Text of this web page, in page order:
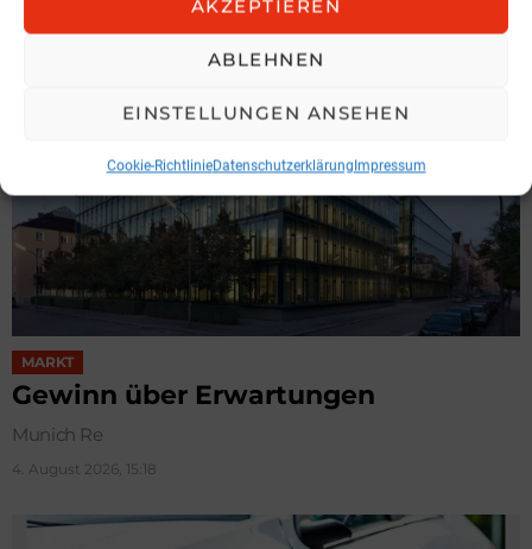
AKZEPTIEREN
ABLEHNEN
EINSTELLUNGEN ANSEHEN
Cookie-RichtlinieDatenschutzerklärungImpressum
MARKT
Gewinn über Erwartungen
Munich Re
4. August 2026, 15:18